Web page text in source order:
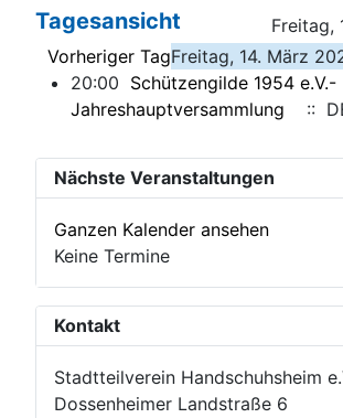
Tagesansicht
Freitag,
Vorheriger TagFreitag, 14. März
20:00 Schützengilde 1954 e.V.-
Jahreshauptversammlung
::
Nächste Veranstaltungen
Ganzen Kalender ansehen
Keine Termine
Kontakt
Stadtteilverein Handschuhsheim
Dossenheimer Landstraße 6